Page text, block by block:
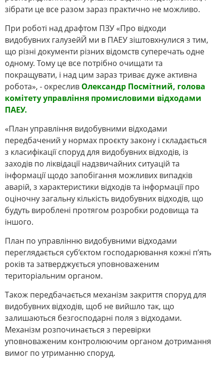
зібрати це все разом зараз практично не можливо.
При роботі над драфтом ПЗУ «Про відходи
видобувних галузейЙ ми в ПАЕУ зіштовхнулися з тим,
що різні документи різних відомств суперечать одне
одному. Тому це все потрібно очищати та
покращувати, і над цим зараз триває дуже активна
робота», - окреслив Олександр Посмітний, голова
комітету управління промисловими відходами
ПАЕУ.
«План управління видобувними відходами
передбачений у нормах проєкту закону і складається
з класифікації споруд для видобувних відходів, із
заходів по ліквідації надзвичайних ситуацій та
інформації щодо запобігання можливих випадків
аварій, з характеристики відходів та інформації про
оціночну загальну кількість видобувних відходів, що
будуть вироблені протягом розробки родовища та
іншого.
План по управлінню видобувними відходами
переглядається суб’єктом господарювання кожні п’ять
років та затверджується уповноваженим
територіальним органом.
Також передбачається механізм закриття споруд для
видобувних відходів, щоб не вийшло так, що
залишаються безгосподарні поля з відходами.
Механізм розпочинається з перевірки
уповноваженим контролюючим органом дотримання
вимог по утриманню споруд.